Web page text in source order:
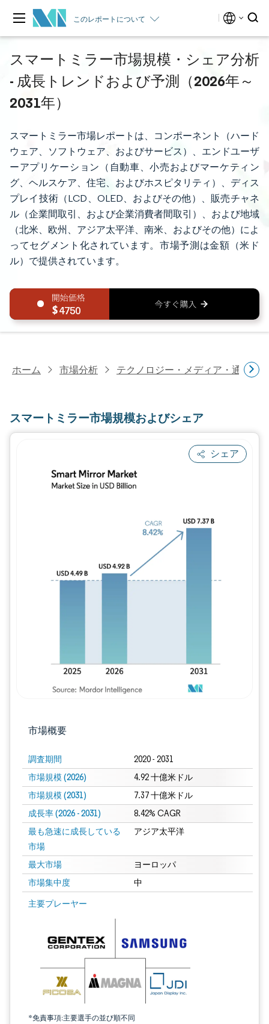
このレポートについて
スマートミラー市場規模・シェア分析
- 成長トレンドおよび予測（2026年～
2031年）
スマートミラー市場レポートは、コンポーネント（ハード
ウェア、ソフトウェア、およびサービス）、エンドユーザ
ーアプリケーション（自動車、小売およびマーケティン
グ、ヘルスケア、住宅、およびホスピタリティ）、ディス
プレイ技術（LCD、OLED、およびその他）、販売チャネ
ル（企業間取引、および企業消費者間取引）、および地域
（北米、欧州、アジア太平洋、南米、およびその他）によ
ってセグメント化されています。市場予測は金額（米ド
ル）で提供されています。
4750
ホーム 市場分析 テクノロジー・メディア・通信研
スマートミラー市場規模およびシェア
シェア
市場概要
調査期間 2020 - 2031
市場規模 (2026) 4.92 十億米ドル
市場規模 (2031) 7.37 十億米ドル
成長率 (2026 - 2031) 8.42% CAGR
最も急速に成長している
市場
アジア太平洋
最大市場 ヨーロッパ
市場集中度 中
主要プレーヤー
*免責事項:主要選手の並び順不同
画像 © Mordor Intelligence。再利用にはCC BY 4.0の表示が必要です。